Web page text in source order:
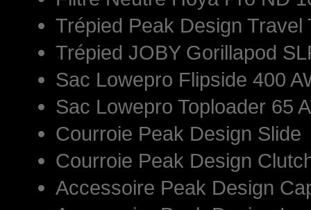
Trépied Peak Design Travel
Trépied JOBY Gorillapod
Sac Lowepro Flipside 400
Sac Lowepro Toploader 65
Courroie Peak Design Slide
Courroie Peak Design
Accessoire Peak Design